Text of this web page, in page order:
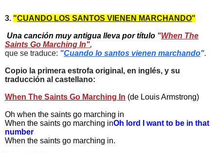
3. "CUANDO LOS SANTOS VIENEN MARCHANDO"
Una canción muy antigua lleva por título "When The
Saints Go Marching In",
que se traduce: "Cuando lo santos vienen marchando".
Copio la primera estrofa original, en inglés, y su
traducción al castellano:
When The Saints Go Marching In (de Louis Armstrong)
Oh when the saints go marching in
When the saints go marching inOh lord I want to be in that
number
When the saints go marching in.